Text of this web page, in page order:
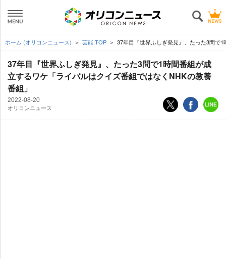
ホーム (オリコンニュース) 芸能 TOP 37年目『世界ふしぎ発見』、たった3問で
37年目『世界ふしぎ発見』、たった3問で1時間番組が成
立するワケ「ライバルはクイズ番組ではなくNHKの教養
番組」
2022-08-20
オリコンニュース